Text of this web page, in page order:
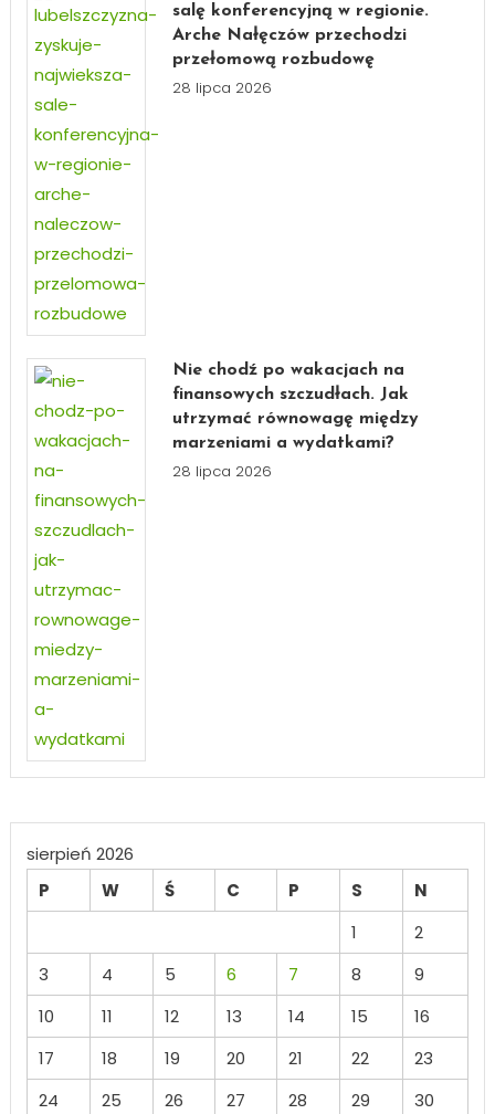
salę konferencyjną w regionie.
Arche Nałęczów przechodzi
przełomową rozbudowę
28 lipca 2026
Nie chodź po wakacjach na
finansowych szczudłach. Jak
utrzymać równowagę między
marzeniami a wydatkami?
28 lipca 2026
sierpień 2026
P
W Ś C P S
N
1
2
3
4 5 6 7 8
9
10
11 12 13 14 15
16
17
18 19 20 21 22
23
24
25 26 27 28 29 30